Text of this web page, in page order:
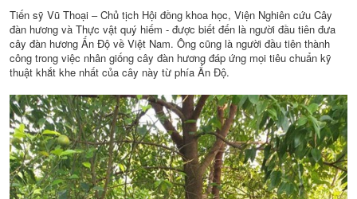
Tiến sỹ Vũ Thoại – Chủ tịch Hội đồng khoa học, Viện Nghiên cứu Cây
đàn hương và Thực vật quý hiếm - được biết đến là người đầu tiên đưa
cây đàn hương Ấn Độ về Việt Nam. Ông cũng là người đầu tiên thành
công trong việc nhân giống cây đàn hương đáp ứng mọi tiêu chuẩn kỹ
thuật khắt khe nhất của cây này từ phía Ấn Độ.